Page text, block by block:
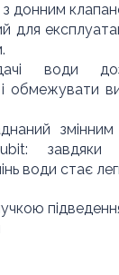
донним
для
води
обмежувати
завдяки
води стає
магазину!
ціну
... дайте нам
вигіднішу для
повинен бути
даний товар в
і діюча)